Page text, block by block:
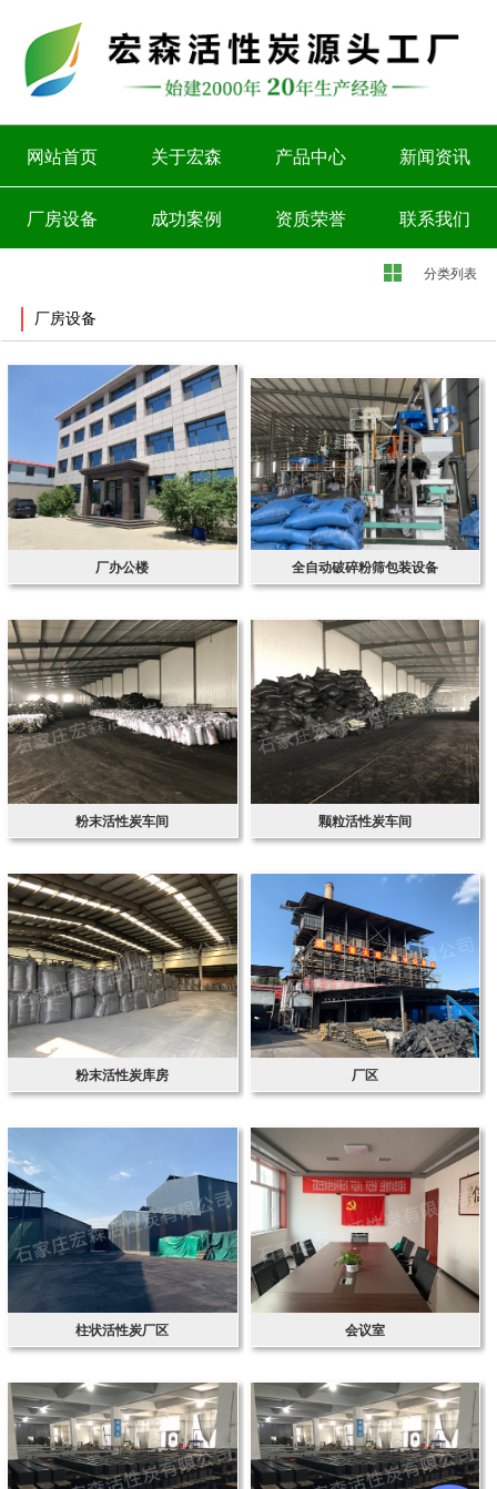
网站首页 关于宏森 产品中心 新闻资讯
厂房设备 成功案例 资质荣誉 联系我们
分类列表
厂房设备
厂办公楼 全自动破碎粉筛包装设备
粉末活性炭车间 颗粒活性炭车间
粉末活性炭库房 厂区
柱状活性炭厂区 会议室